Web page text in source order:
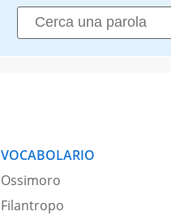
VOCABOLARIO
Ossimoro
Filantropo